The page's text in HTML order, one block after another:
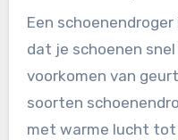
Een
dat je schoenen
voorkomen van
soorten
met warme lucht tot